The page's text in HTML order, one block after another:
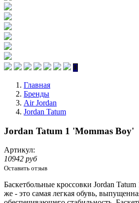
Главная
Бренды
Air Jordan
Jordan Tatum
Jordan Tatum 1 'Mommas Boy'
Артикул:
10942 руб
Оставить отзыв
Баскетбольные кроссовки Jordan
же - это самая легкая обувь,